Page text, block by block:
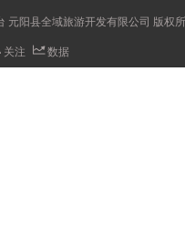
阳县全域旅游开发有限公司 版权
关注 数据